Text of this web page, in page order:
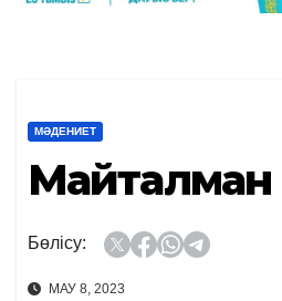
МӘДЕНИЕТ
Майталман
Бөлісу:
МАУ 8, 2023